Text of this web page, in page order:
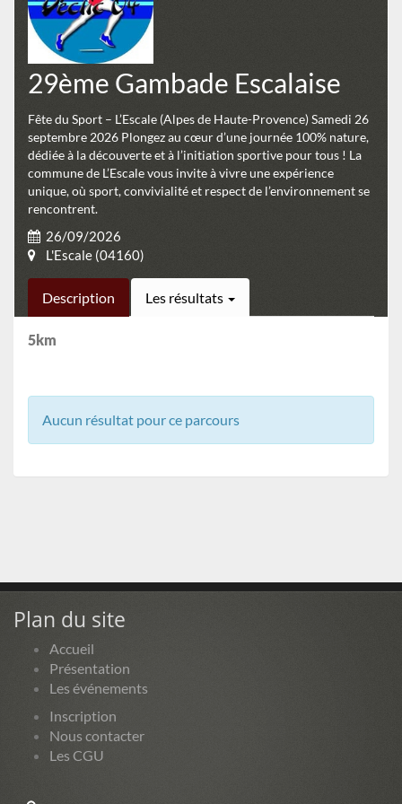
29ème Gambade Escalaise
Fête du Sport – L’Escale (Alpes de Haute-Provence) Samedi 26
septembre 2026 Plongez au cœur d’une journée 100% nature,
dédiée à la découverte et à l’initiation sportive pour tous ! La
commune de L’Escale vous invite à vivre une expérience
unique, où sport, convivialité et respect de l’environnement se
rencontrent.
26/09/2026
L'Escale (04160)
Description Les résultats
5km
Aucun résultat pour ce parcours
Plan du site
Accueil
Présentation
Les événements
Inscription
Nous contacter
Les CGU